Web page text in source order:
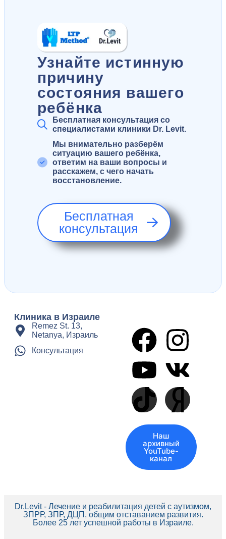
Узнайте истинную
причину
состояния вашего
ребёнка
Бесплатная консультация со
специалистами клиники Dr. Levit.
Мы внимательно разберём
ситуацию вашего ребёнка,
ответим на ваши вопросы и
расскажем, с чего начать
восстановление.
Бесплатная
консультация
Клиника в Израиле
Remez St. 13,
Netanya, Израиль
Консультация
Наш
архивный
YouTube-
канал
Dr.Levit - Лечение и реабилитация детей с аутизмом,
ЗПРР, ЗПР, ДЦП, общим отставанием развития.
Более 25 лет успешной работы в Израиле.